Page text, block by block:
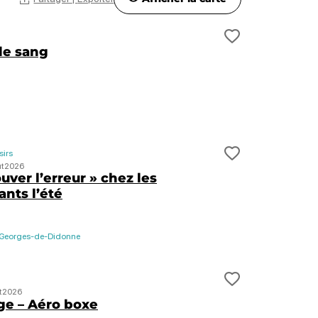
voyage ?
sang Ajouter
voyage ?
l’erreur » chez les
l’été
de-Didonne
Ajouter
2026
voyage ?
– Aéro boxe
Ajouter
2026